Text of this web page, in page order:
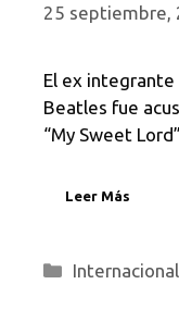
25 septiembre,
El ex integrante
Beatles fue
“My Sweet
Leer Más
Categorías
Internacional